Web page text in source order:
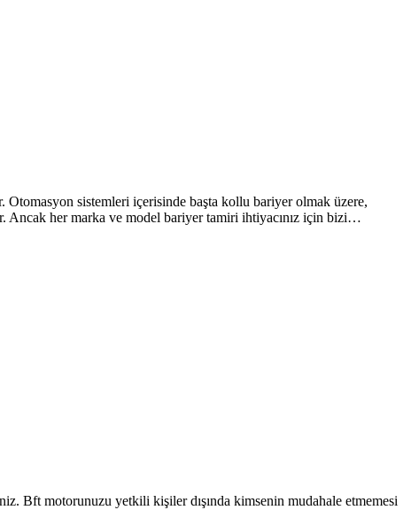
sistemleri içerisinde başta kollu bariyer olmak üzere,
Ancak her marka ve model bariyer tamiri ihtiyacınız için bizi…
Bft motorunuzu yetkili kişiler dışında kimsenin mudahale etmemesi